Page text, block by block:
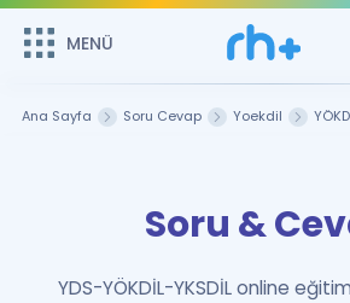
MENÜ
GİRİŞ YAP
Remzi Hoca ile seni sınava
bekliyor!
MENÜ
Çalışma Paketleri
Kitaplar ve Kaynaklar
Ana Sayfa Soru Cevap Yoekdil
Soru &
YDS-YÖKDİL-YKSDİL online